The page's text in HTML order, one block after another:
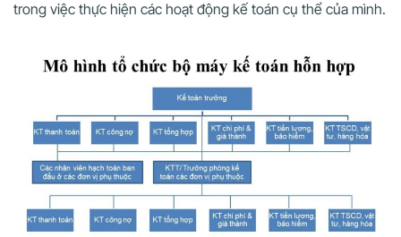
trong việc thực hiện các hoạt động kế toán cụ thể của mình.